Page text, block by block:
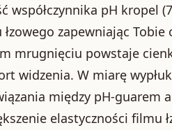
współczynnika pH kropel
zapewniając
mrugnięciu powstaje
widzenia. W miarę
między pH-guarem
elastyczności filmu